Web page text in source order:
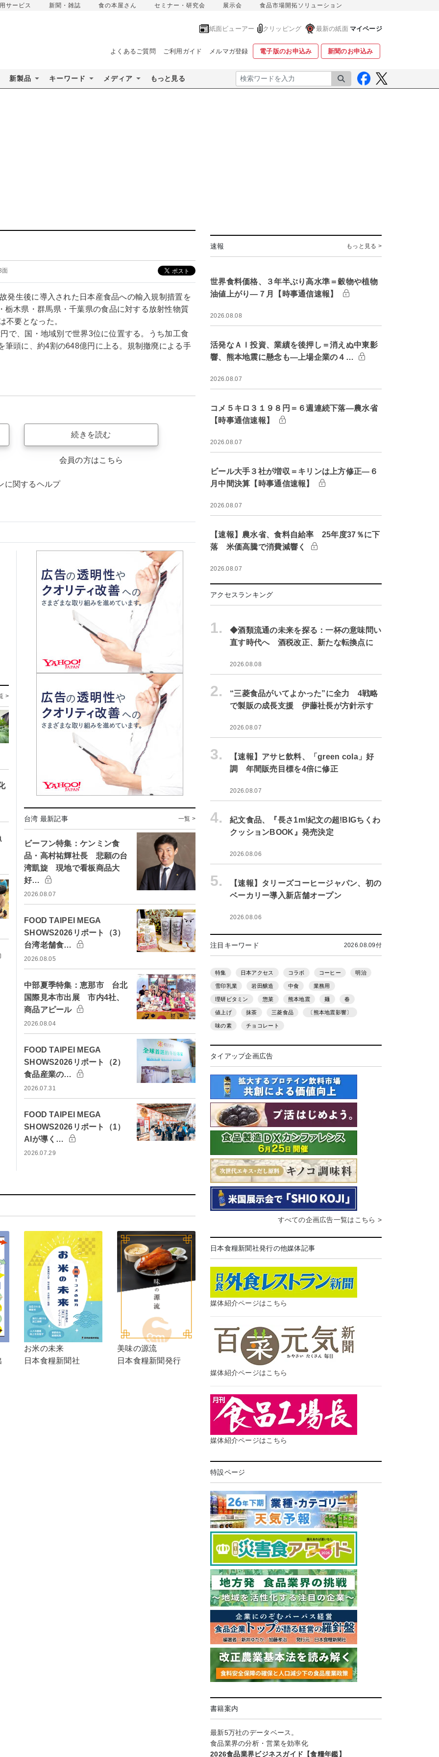
サービス 新聞・雑誌 食の本屋さん セミナー・研究会 展示会 食品市場開拓ソリューション
紙面ビューアー クリッピング 最新の紙面 マイページ
よくあるご質問 ご利用ガイド メルマガ登録 電子版のお申込み 新聞のお申込み
新製品 キーワード メディア もっと見る 検索
面
発生後に導入された日本産食品への輸入規制措置を
木県・群馬県・千葉県の食品に対する放射性物質
不要となった。
で、国・地域別で世界3位に位置する。うち加工食
筆頭に、約4割の648億円に上る。規制撤廃による手
続きを読む
会員の方はこちら
に関するヘルプ
>
台湾 最新記事 一覧 >
ビーフン特集：ケンミン食
品・高村祐輝社長 悲願の台
湾凱旋 現地で看板商品大
好…
2026.08.07
FOOD TAIPEI MEGA
SHOWS2026リポート（3）
台湾老舗食…
2026.08.05
中部夏季特集：恵那市 台北
国際見本市出展 市内4社、
商品アピール
2026.08.04
FOOD TAIPEI MEGA
SHOWS2026リポート（2）
食品産業の…
2026.07.31
FOOD TAIPEI MEGA
SHOWS2026リポート（1）
AIが導く…
2026.07.29
お米の未来
日本食糧新聞社
美味の源流
日本食糧新聞発行
速報 もっと見る >
世界食料価格、３年半ぶり高水準＝穀物や植物
油値上がり―７月【時事通信速報】
2026.08.08
活発なＡＩ投資、業績を後押し＝消えぬ中東影
響、熊本地震に懸念も―上場企業の４…
2026.08.07
コメ５キロ３１９８円＝６週連続下落―農水省
【時事通信速報】
2026.08.07
ビール大手３社が増収＝キリンは上方修正―６
月中間決算【時事通信速報】
2026.08.07
【速報】農水省、食料自給率 25年度37％に下
落 米価高騰で消費減響く
2026.08.07
アクセスランキング
1.
◆酒類流通の未来を探る：一杯の意味問い
直す時代へ 酒税改正、新たな転換点に
2026.08.08
2.
“三菱食品がいてよかった”に全力 4戦略
で製販の成長支援 伊藤社長が方針示す
2026.08.07
3.
【速報】アサヒ飲料、「green cola」好
調 年間販売目標を4倍に修正
2026.08.07
4.
紀文食品、『長さ1m!紀文の超!BIGちくわ
クッションBOOK』発売決定
2026.08.06
5.
【速報】タリーズコーヒージャパン、初の
ベーカリー導入新店舗オープン
2026.08.06
注目キーワード 2026.08.09付
特集 日本アクセス コラボ コーヒー 明治
雪印乳業 岩田醸造 中食 業務用
理研ビタミン 惣菜 熊本地震 麺 春
値上げ 抹茶 三菱食品 〔熊本地震影響〕
味の素 チョコレート
タイアップ企画広告
すべての企画広告一覧はこちら >
日本食糧新聞社発行の他媒体記事
媒体紹介ページはこちら
媒体紹介ページはこちら
媒体紹介ページはこちら
特設ページ
書籍案内
最新5万社のデータベース。
食品業界の分析・営業を効率化
2026食品業界ビジネスガイド【食糧年鑑】